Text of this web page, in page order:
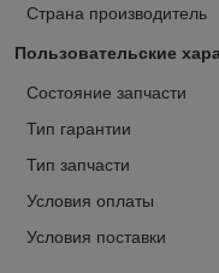
Страна производитель
Пользовательские
Состояние запчасти
Тип гарантии
Тип запчасти
Условия оплаты
Условия поставки